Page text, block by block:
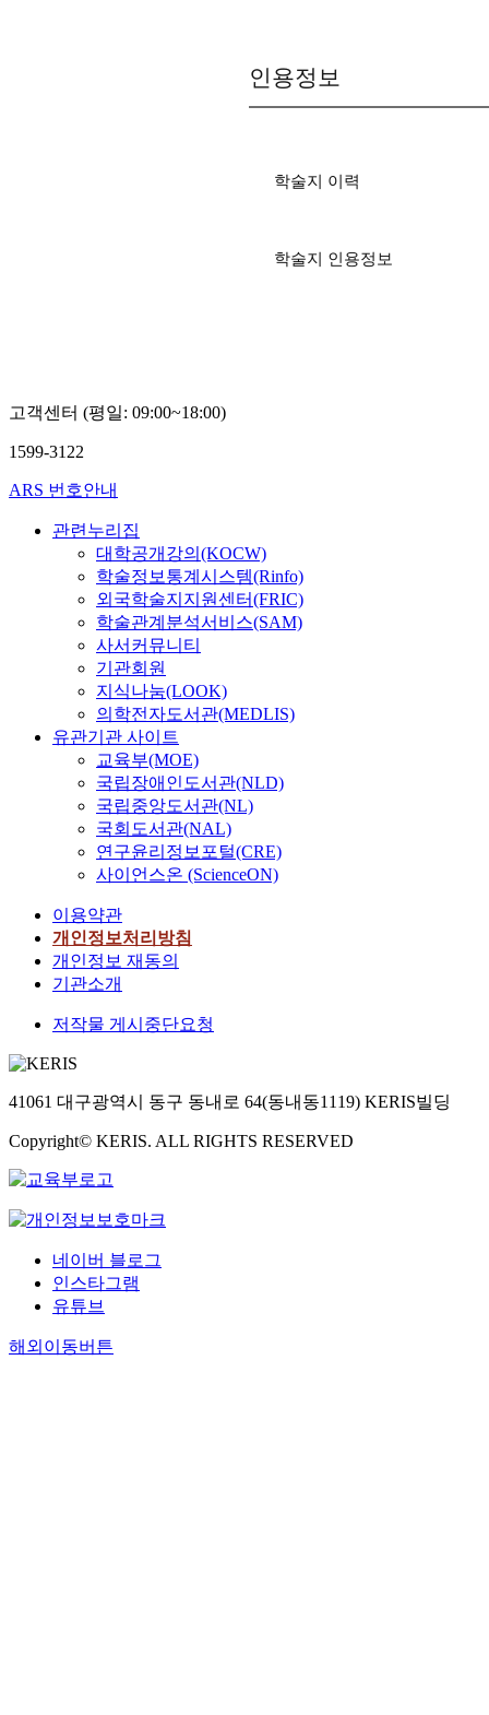
인용정보
학술지 이력
학술지 인용정보
고객센터 (평일: 09:00~18:00)
1599-3122
ARS 번호안내
관련누리집
대학공개강의(KOCW)
학술정보통계시스템(Rinfo)
외국학술지지원센터(FRIC)
학술관계분석서비스(SAM)
사서커뮤니티
기관회원
지식나눔(LOOK)
의학전자도서관(MEDLIS)
유관기관 사이트
교육부(MOE)
국립장애인도서관(NLD)
국립중앙도서관(NL)
국회도서관(NAL)
연구윤리정보포털(CRE)
사이언스온 (ScienceON)
이용약관
개인정보처리방침
개인정보 재동의
기관소개
저작물 게시중단요청
41061 대구광역시 동구 동내로 64(동내동1119) KERIS빌딩
Copyright© KERIS. ALL RIGHTS RESERVED
네이버 블로그
인스타그램
유튜브
해외이동버튼